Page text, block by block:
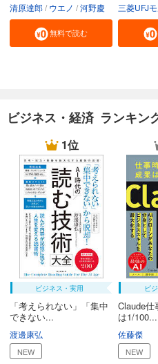
清原達郎 ウエノ 河野慶
無料で読む
ビジネス・経済 ランキン
1位
ビジネス・実用
「考えられない」「集中
できない...
渡邊康弘
NEW
ビ
Claude
は1/100...
佐藤傑
NEW